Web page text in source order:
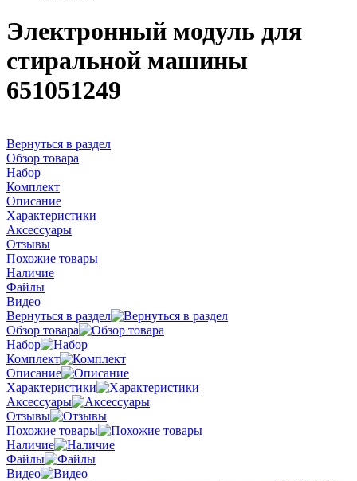
Электронный модуль для
стиральной машины
651051249
Вернуться в раздел
Обзор товара
Набор
Комплект
Описание
Характеристики
Аксессуары
Отзывы
Похожие товары
Наличие
Файлы
Видео
Вернуться в раздел
Обзор товара
Набор
Комплект
Описание
Характеристики
Аксессуары
Отзывы
Похожие товары
Наличие
Файлы
Видео